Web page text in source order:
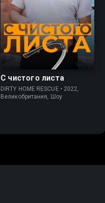
7.1
С чистого листа
DIRTY HOME RESCUE • 2022,
Великобритания, Шоу